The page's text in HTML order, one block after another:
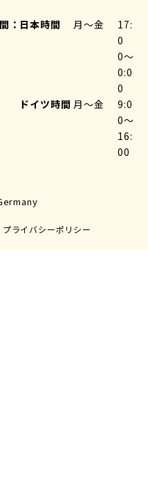
： 日本時間 月〜金
17:
0
0〜
0:0
0
ドイツ時間 月〜金
9:0
0〜
16:
00
プライバシーポリシー